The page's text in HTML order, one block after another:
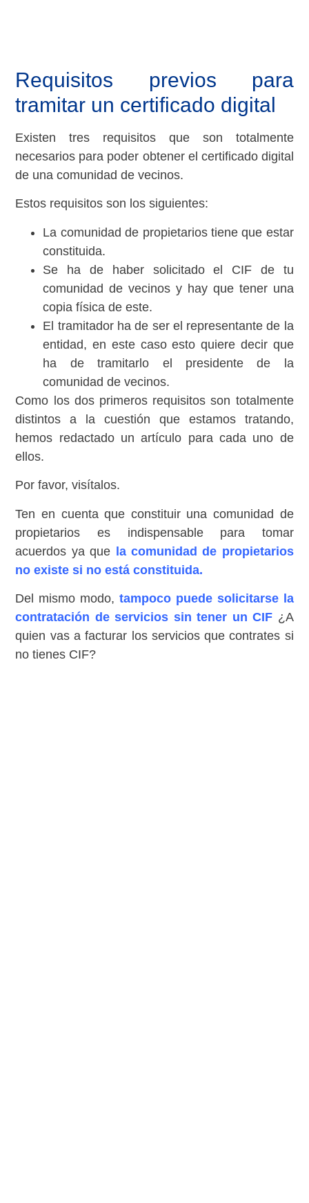
Requisitos previos para
tramitar un certificado digital
Existen tres requisitos que son totalmente
necesarios para poder obtener el certificado digital
de una comunidad de vecinos.
Estos requisitos son los siguientes:
La comunidad de propietarios tiene que estar
constituida.
Se ha de haber solicitado el CIF de tu
comunidad de vecinos y hay que tener una
copia física de este.
El tramitador ha de ser el representante de la
entidad, en este caso esto quiere decir que
ha de tramitarlo el presidente de la
comunidad de vecinos.
Como los dos primeros requisitos son totalmente
distintos a la cuestión que estamos tratando,
hemos redactado un artículo para cada uno de
ellos.
Por favor, visítalos.
Ten en cuenta que constituir una comunidad de
propietarios es indispensable para tomar
acuerdos ya que la comunidad de propietarios
no existe si no está constituida.
Del mismo modo, tampoco puede solicitarse la
contratación de servicios sin tener un CIF ¿A
quien vas a facturar los servicios que contrates si
no tienes CIF?